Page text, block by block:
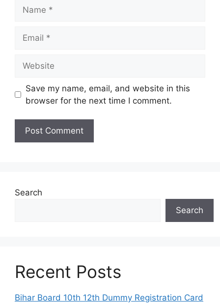
Save my name, email, and website in this
browser for the next time I comment.
Search
Search
Recent Posts
Bihar Board 10th 12th Dummy Registration Card